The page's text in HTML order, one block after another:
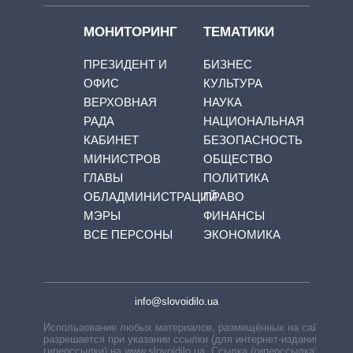
МОНИТОРИНГ
ПРЕЗИДЕНТ И
ОФИС
ВЕРХОВНАЯ
РАДА
КАБИНЕТ
МИНИСТРОВ
ГЛАВЫ
ОБЛАДМИНИСТРАЦИЙ
МЭРЫ
ВСЕ ПЕРСОНЫ
ТЕМАТИКИ
БИЗНЕС
КУЛЬТУРА
НАУКА
НАЦИОНАЛЬНАЯ
БЕЗОПАСНОСТЬ
ОБЩЕСТВО
ПОЛИТИКА
ПРАВО
ФИНАНСЫ
ЭКОНОМИКА
info@slovoidilo.ua
Использование любых материалов, размещённых на сайте,
разрешается при указании ссылки (для интернет-изданий —